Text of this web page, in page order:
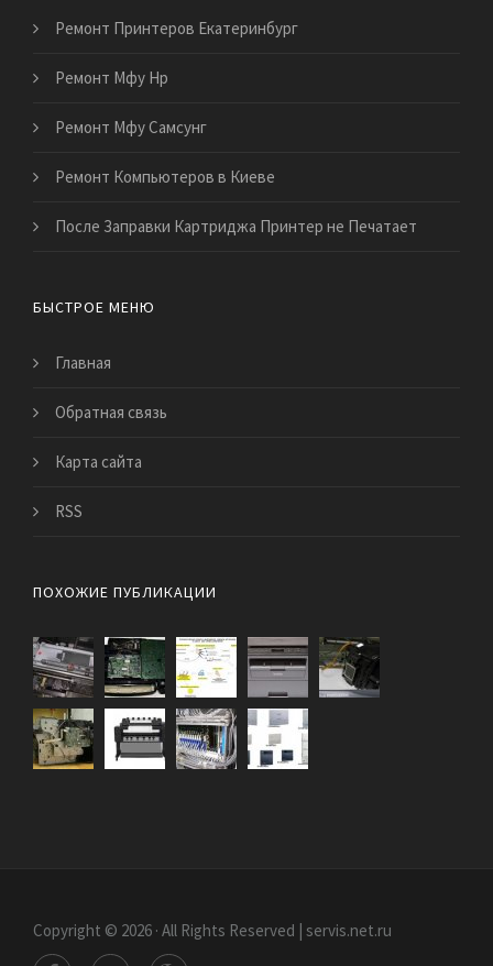
Ремонт Принтеров Екатеринбург
Ремонт Мфу Hp
Ремонт Мфу Самсунг
Ремонт Компьютеров в Киеве
После Заправки Картриджа Принтер не Печатает
БЫСТРОЕ МЕНЮ
Главная
Обратная связь
Карта сайта
RSS
ПОХОЖИЕ ПУБЛИКАЦИИ
Copyright © 2026 · All Rights Reserved | servis.net.ru